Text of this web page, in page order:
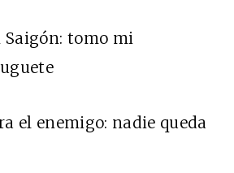
Saigón: tomo mi
el enemigo: nadie queda